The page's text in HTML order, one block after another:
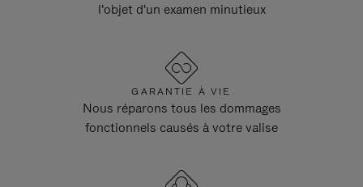
l'objet d'un examen minutieux
GARANTIE À VIE
Nous réparons tous les dommages
fonctionnels causés à votre valise